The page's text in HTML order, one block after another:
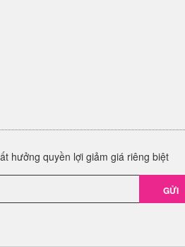
hưởng quyền lợi giảm giá riêng biệt
GỬI